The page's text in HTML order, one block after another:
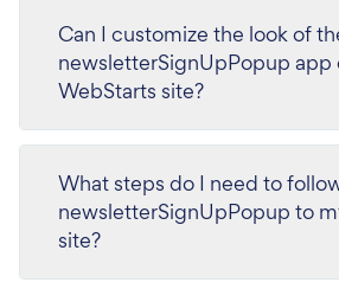
Can I customize the look of
newsletterSignUpPopup app
WebStarts site?
What steps do I need to
newsletterSignUpPopup to
site?